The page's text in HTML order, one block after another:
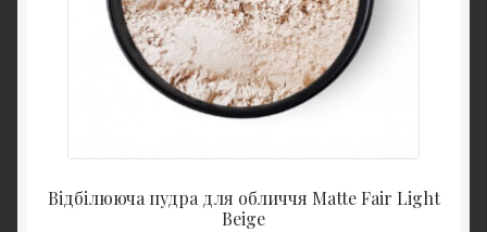
Відбілююча пудра для обличчя Matte Fair Light
Beige